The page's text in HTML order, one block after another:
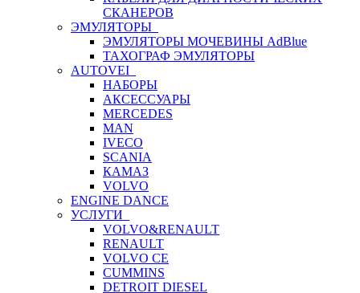
СКАНЕРОВ
ЭМУЛЯТОРЫ
ЭМУЛЯТОРЫ МОЧЕВИНЫ АdBlue
ТАХОГРАФ ЭМУЛЯТОРЫ
AUTOVEI
НАБОРЫ
АКСЕССУАРЫ
MERCEDES
MAN
IVECO
SCANIA
КАМАЗ
VOLVO
ENGINE DANCE
УСЛУГИ
VOLVO&RENAULT
RENAULT
VOLVO CE
CUMMINS
DETROIT DIESEL